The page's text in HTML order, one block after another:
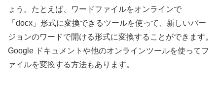
ょう。たとえば、ワードファイルをオンラインで
「docx」形式に変換できるツールを使って、新しいバー
ジョンのワードで開ける形式に変換することができます。
Google ドキュメントや他のオンラインツールを使ってフ
ァイルを変換する方法もあります。